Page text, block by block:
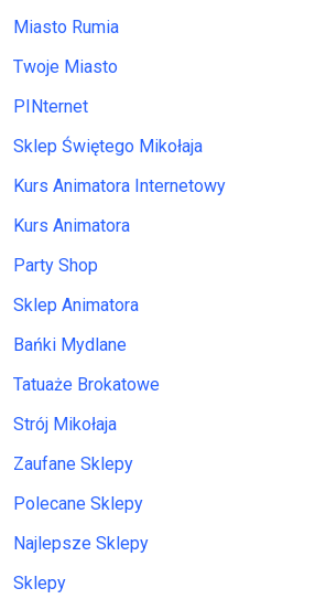
Miasto Rumia
Twoje Miasto
PINternet
Sklep Świętego Mikołaja
Kurs Animatora Internetowy
Kurs Animatora
Party Shop
Sklep Animatora
Bańki Mydlane
Tatuaże Brokatowe
Strój Mikołaja
Zaufane Sklepy
Polecane Sklepy
Najlepsze Sklepy
Sklepy